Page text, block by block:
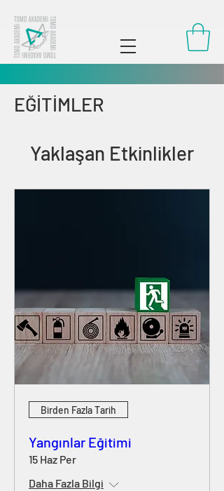
EĞİTİMLER
Yaklaşan Etkinlikler
Birden Fazla Tarih
Yangınlar Eğitimi
15 Haz Per
Daha Fazla Bilgi